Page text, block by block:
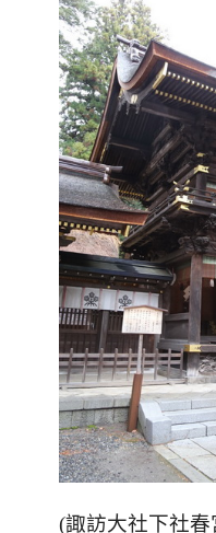
(諏訪大社下社春